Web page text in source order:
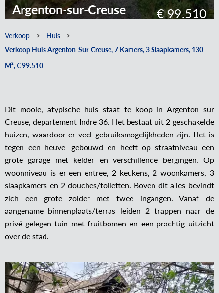
Argenton-sur-Creuse € 99.510
Verkoop
Huis
Verkoop Huis Argenton-Sur-Creuse, 7 Kamers, 3 Slaapkamers, 130
M², € 99.510
Dit mooie, atypische huis staat te koop in Argenton sur
Creuse, departement Indre 36. Het bestaat uit 2 geschakelde
huizen, waardoor er veel gebruiksmogelijkheden zijn. Het is
tegen een heuvel gebouwd en heeft op straatniveau een
grote garage met kelder en verschillende bergingen. Op
woonniveau is er een entree, 2 keukens, 2 woonkamers, 3
slaapkamers en 2 douches/toiletten. Boven dit alles bevindt
zich een grote zolder met twee ingangen. Vanaf de
aangename binnenplaats/terras leiden 2 trappen naar de
privé gelegen tuin met fruitbomen en een prachtig uitzicht
over de stad.